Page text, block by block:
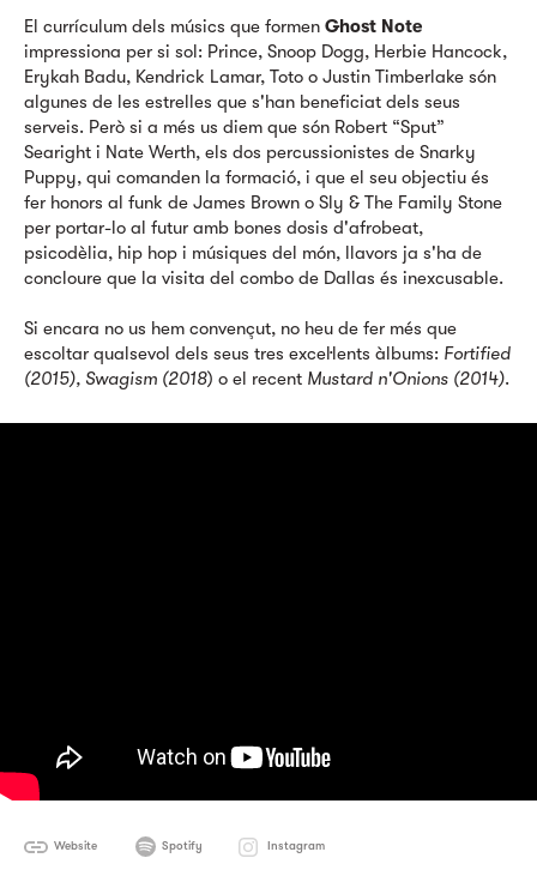
El currículum dels músics que formen Ghost Note
impressiona per si sol: Prince, Snoop Dogg, Herbie Hancock,
Erykah Badu, Kendrick Lamar, Toto o Justin Timberlake són
algunes de les estrelles que s'han beneficiat dels seus
serveis. Però si a més us diem que són Robert “Sput”
Searight i Nate Werth, els dos percussionistes de Snarky
Puppy, qui comanden la formació, i que el seu objectiu és
fer honors al funk de James Brown o Sly & The Family Stone
per portar-lo al futur amb bones dosis d'afrobeat,
psicodèlia, hip hop i músiques del món, llavors ja s'ha de
concloure que la visita del combo de Dallas és inexcusable.
Si encara no us hem convençut, no heu de fer més que
escoltar qualsevol dels seus tres excel·lents àlbums: Fortified
(2015), Swagism (2018) o el recent Mustard n'Onions (2014).
Website Spotify Instagram